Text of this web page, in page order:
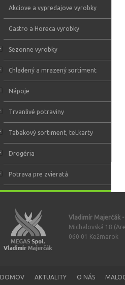
Akciove a vypredajove vyrobky
Gastro a Horeca vyrobky
Sezonne vyrobky
Chladený a mrazený sortiment
Nápoje
Trvanlivé potraviny
Tabakový sortiment, tel.karty
Drogéria
Potrava pre zvieratá
Vladimír Majerčák -
Michalovská 18
060 01 Kežmarok
DOMOV AKTUALITY O NÁS